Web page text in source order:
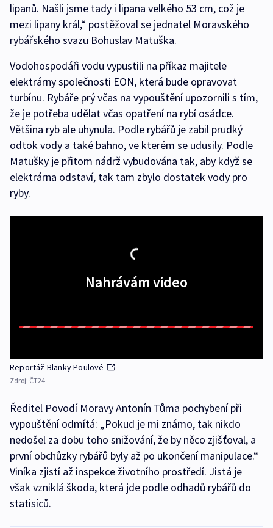
lipanů. Našli jsme tady i lipana velkého 53 cm, což je
mezi lipany král,“ postěžoval se jednatel Moravského
rybářského svazu Bohuslav Matuška.
Vodohospodáři vodu vypustili na příkaz majitele
elektrárny společnosti EON, která bude opravovat
turbínu. Rybáře prý včas na vypouštění upozornili s tím,
že je potřeba udělat včas opatření na rybí osádce.
Většina ryb ale uhynula. Podle rybářů je zabil prudký
odtok vody a také bahno, ve kterém se udusily. Podle
Matušky je přitom nádrž vybudována tak, aby když se
elektrárna odstaví, tak tam zbylo dostatek vody pro
ryby.
Nahrávám video
Reportáž Blanky Poulové
Zdroj: ČT24
Ředitel Povodí Moravy Antonín Tůma pochybení při
vypouštění odmítá: „Pokud je mi známo, tak nikdo
nedošel za dobu toho snižování, že by něco zjišťoval, a
první obchůzky rybářů byly až po ukončení manipulace.“
Viníka zjistí až inspekce životního prostředí. Jistá je
však vzniklá škoda, která jde podle odhadů rybářů do
statisíců.